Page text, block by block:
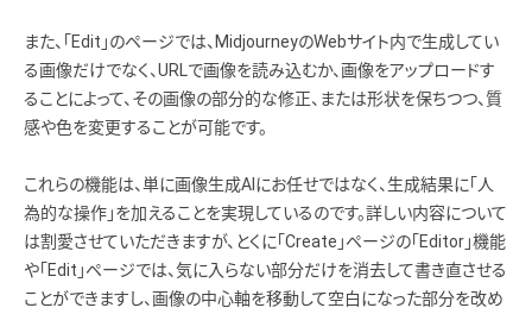
また、「Edit」のページでは、MidjourneyのWebサイト内で生成してい
る画像だけでなく、URLで画像を読み込むか、画像をアップロードす
ることによって、その画像の部分的な修正、または形状を保ちつつ、質
感や色を変更することが可能です。
これらの機能は、単に画像生成AIにお任せではなく、生成結果に「人
為的な操作」を加えることを実現しているのです。詳しい内容について
は割愛させていただきますが、とくに「Create」ページの「Editor」機能
や「Edit」ページでは、気に入らない部分だけを消去して書き直させる
ことができますし、画像の中心軸を移動して空白になった部分を改め